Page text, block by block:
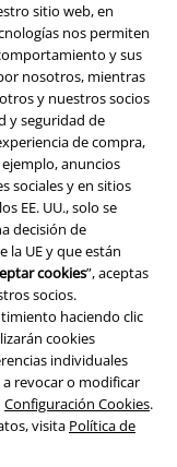
sitio web, en
nos permiten
y sus
nosotros, mientras
y nuestros socios
y seguridad de
de compra,
anuncios
sociales y en sitios
EE. UU., solo se
decisión de
la UE y que están
cookies”, aceptas
socios.
haciendo clic
cookies
individuales
a revocar o modificar
Configuración Cookies.
visita Política de